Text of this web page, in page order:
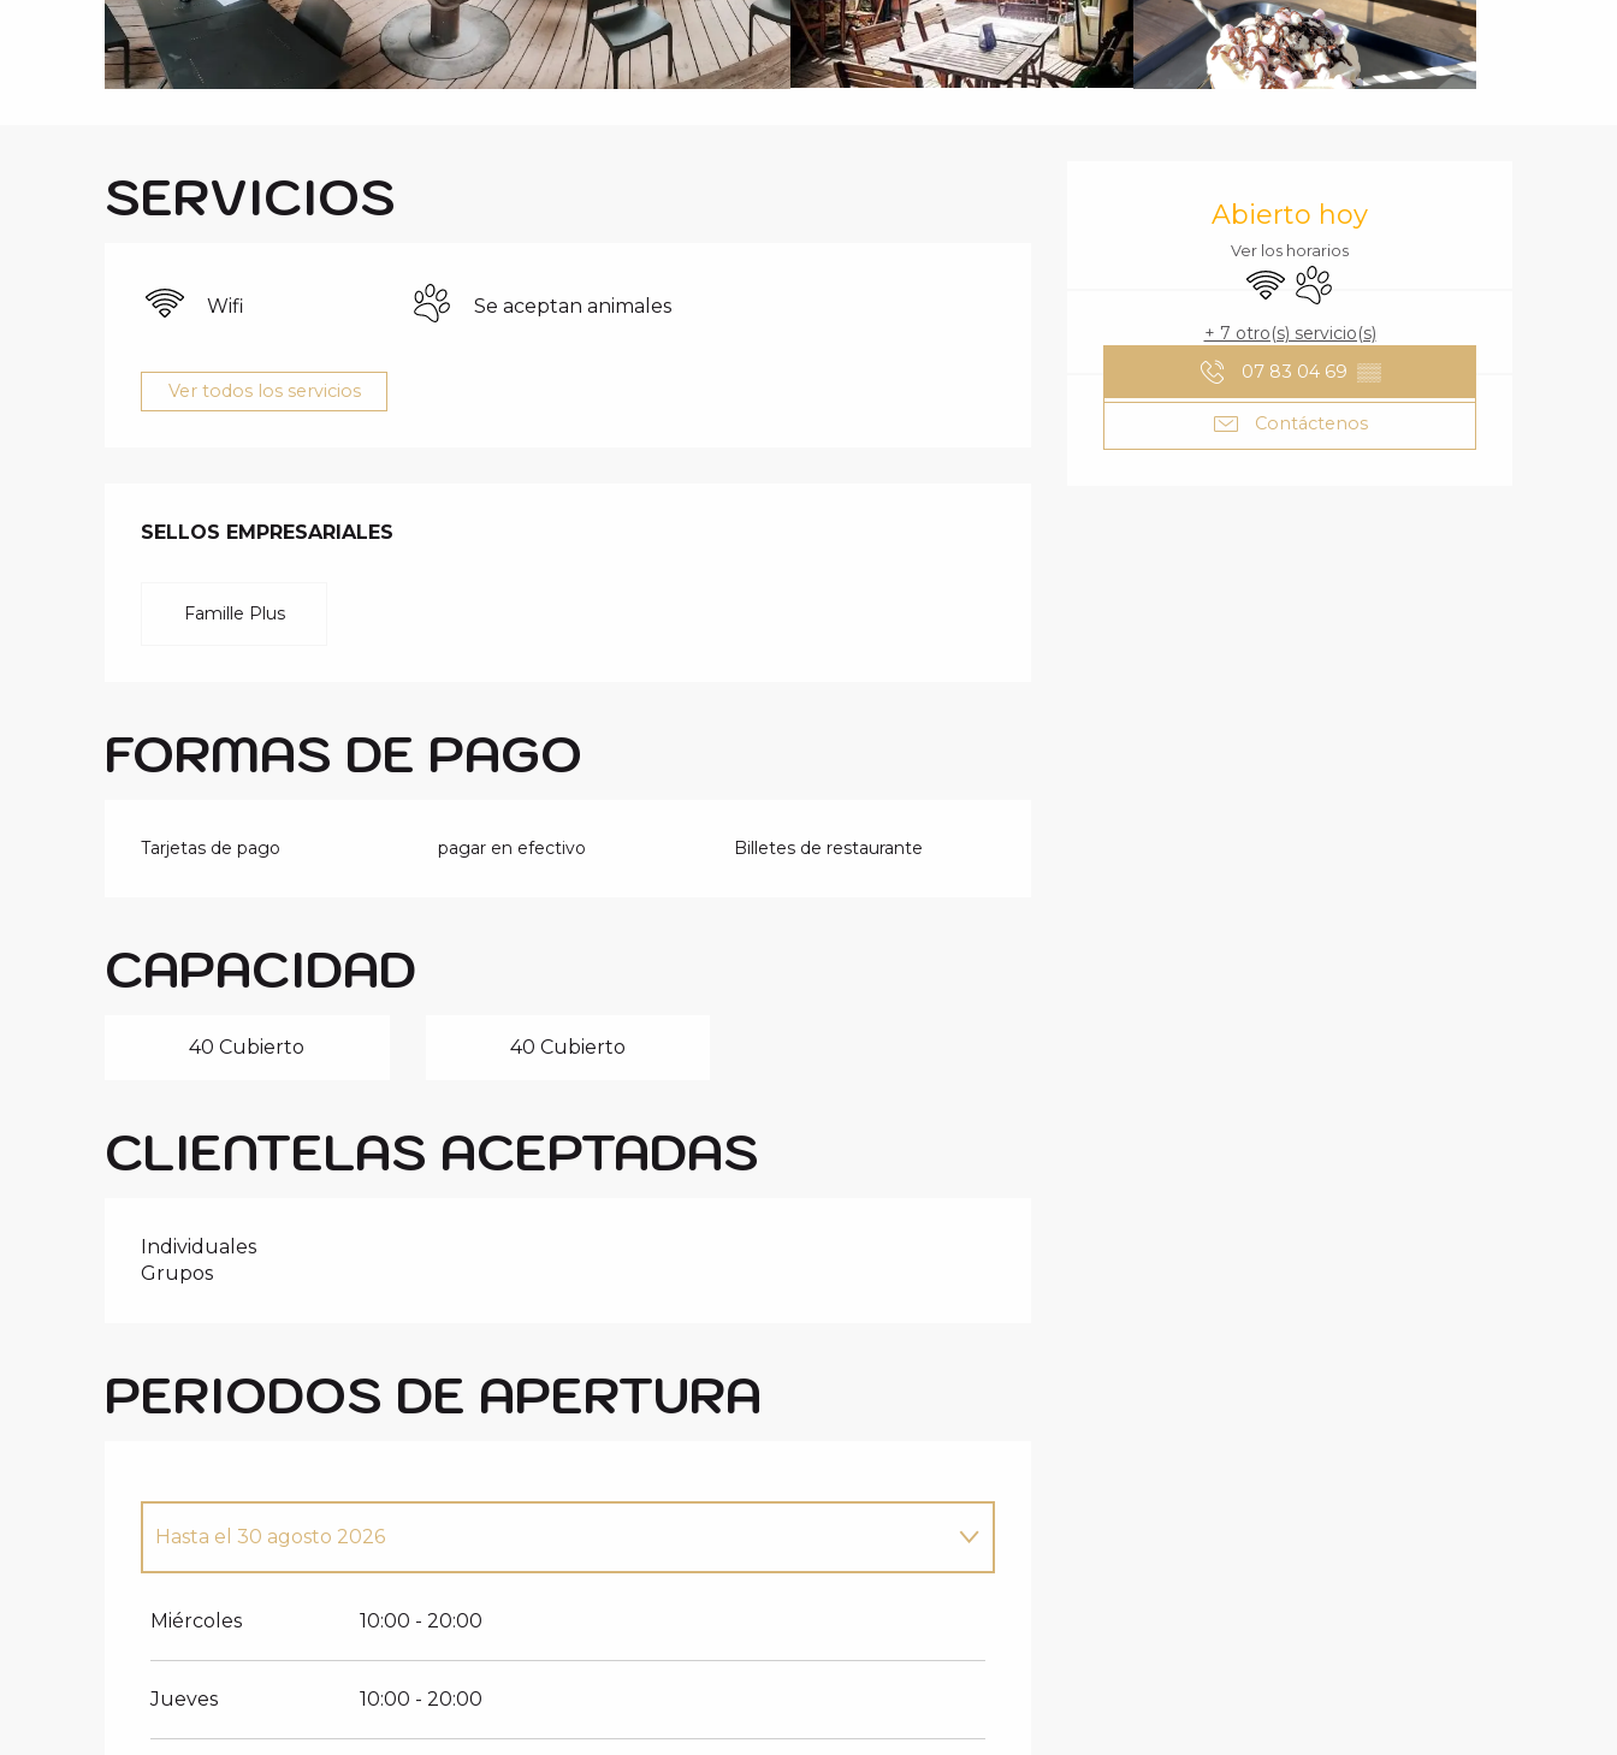
HORARIOS Y
Abierto hoy
Ver los horarios
Wifi Se aceptan animales
+ 7 otro(s) servicio(s)
07 83 04 69 ▒▒
Contáctenos
SERVICIOS
Wifi Se aceptan animales
Ver todos los servicios
OFERTA DE PRESTACIONES
SELLOS EMPRESARIALES
SELLOS EMPRESARIALES
Famille Plus
FORMAS DE PAGO
Tarjetas de pago pagar en efectivo Billetes de restaurante
CAPACIDAD
40 Cubierto 40 Cubierto
CLIENTELAS ACEPTADAS
Individuales
Grupos
PERIODOS DE APERTURA
Del 1 enero 2026
Hasta el 30 agosto 2026
Miércoles 10:00 - 20:00
Jueves 10:00 - 20:00